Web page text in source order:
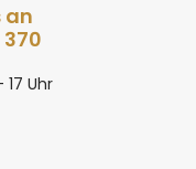
an
370
Uhr